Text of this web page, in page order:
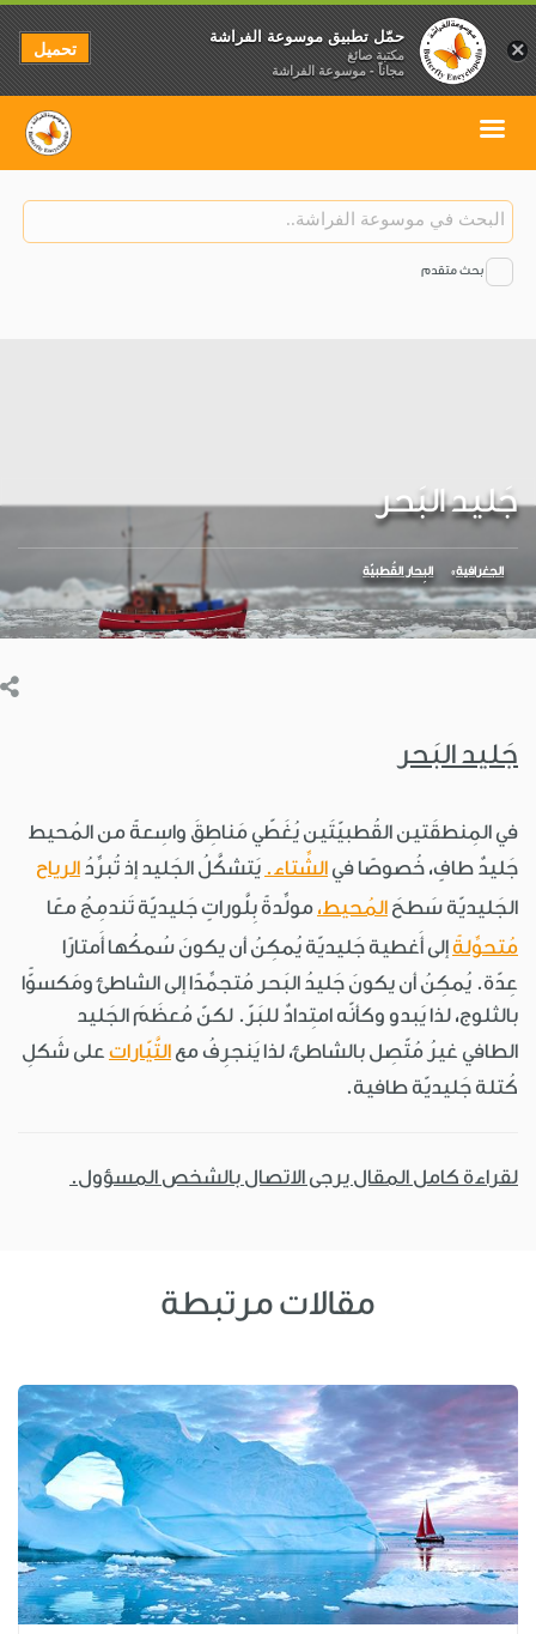
بحث متقدم
جَليد البَحر
الجغرافية البِحار القُطبيّة
جَليد البَحر
في المِنطقَتين القُطبيّتَين يُغَطّي مَناطِقَ واسِعةً من المُحيط
جَليدٌ طافٍ، خُصوصًا في الشِّتاء. يَتشكَّلُ الجَليد إذ تُبرِّدُ الرياح
الجَليديّة سَطحَ المُحيط، مولِّدةً بِلَّوراتٍ جَليديّة تَندمِجُ معًا
مُتحوِّلةً إلى أَغطية جَليديّة يُمكِنُ أن يكونَ سُمكُها أَمتارًا
عِدّة. يُمكِنُ أن يكونَ جَليدُ البَحر مُتجمِّدًا إلى الشاطئ ومَكسوًّا
بالثلوج، لذا يَبدو وكأنّه امتِدادٌ للبَرّ. لكنّ مُعظَمَ الجَليد
الطافي غيرُ مُتّصِل بالشاطئ، لذا يَنجرِفُ مع التَّيّارات على شَكلِ
كُتلة جَليديّة طافية.
لقراءة كامل المقال يرجى الاتصال بالشخص المسؤول.
مقالات مرتبطة
×
حمّل تطبيق موسوعة الفراشة
مكتبة صائغ
مجاناً - موسوعة الفراشة
تحميل